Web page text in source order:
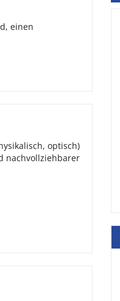
einen
optisch)
nachvollziehbarer